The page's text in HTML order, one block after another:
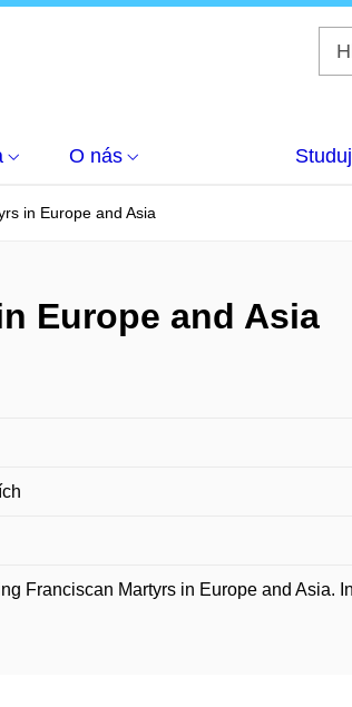
O nás
in Europe and Asia
Europe and Asia
Franciscan Martyrs in Europe and Asia.